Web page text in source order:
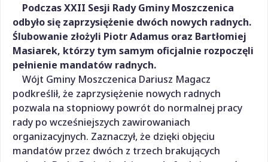
Podczas XXII Sesji Rady Gminy Moszczenica
odbyło się zaprzysiężenie dwóch nowych radnych.
Ślubowanie złożyli Piotr Adamus oraz Bartłomiej
Masiarek, którzy tym samym oficjalnie rozpoczęli
pełnienie mandatów radnych.
Wójt Gminy Moszczenica Dariusz Magacz
podkreślił, że zaprzysiężenie nowych radnych
pozwala na stopniowy powrót do normalnej pracy
rady po wcześniejszych zawirowaniach
organizacyjnych. Zaznaczył, że dzięki objęciu
mandatów przez dwóch z trzech brakujących